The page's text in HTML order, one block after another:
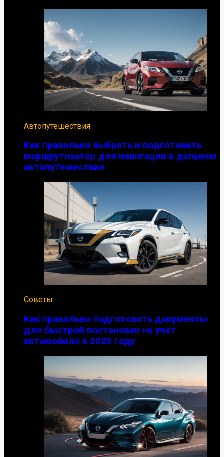
Автопутешествия
Как правильно выбрать и подготовить
маршрутизатор для навигации в дальнем
автопутешествии
Советы
Как правильно подготовить документы
для быстрой постановки на учет
автомобиля в 2025 году